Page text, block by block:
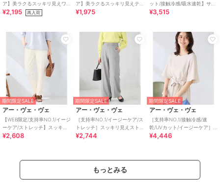
ア】美ラクるスッキリ見えワ
イドパンツ
¥2,195 再入荷
ア】美ラクるスッキリ見えテ
ーパードパンツ
¥1,975
ット/接触冷感/吸水速乾】サマ
ーストレッチクロップドパン
¥3,515
期間限定SALE
アー・ヴェ・ヴェ
【WEB限定/支持率NO.1/イージ
ーケア/ストレッチ】スッキリ
見えテーパードパンツ
¥2,608
期間限定SALE
アー・ヴェ・ヴェ
［支持率NO.1/イージーケア/ス
トレッチ］スッキリ見えスト
レートパンツ
¥2,744
期間限定SALE
アー・ヴェ・ヴェ
［支持率NO.1/接触冷感/速
乾/UVカット/イージーケア］
浅Vネックブラウス
¥4,446
もっとみる